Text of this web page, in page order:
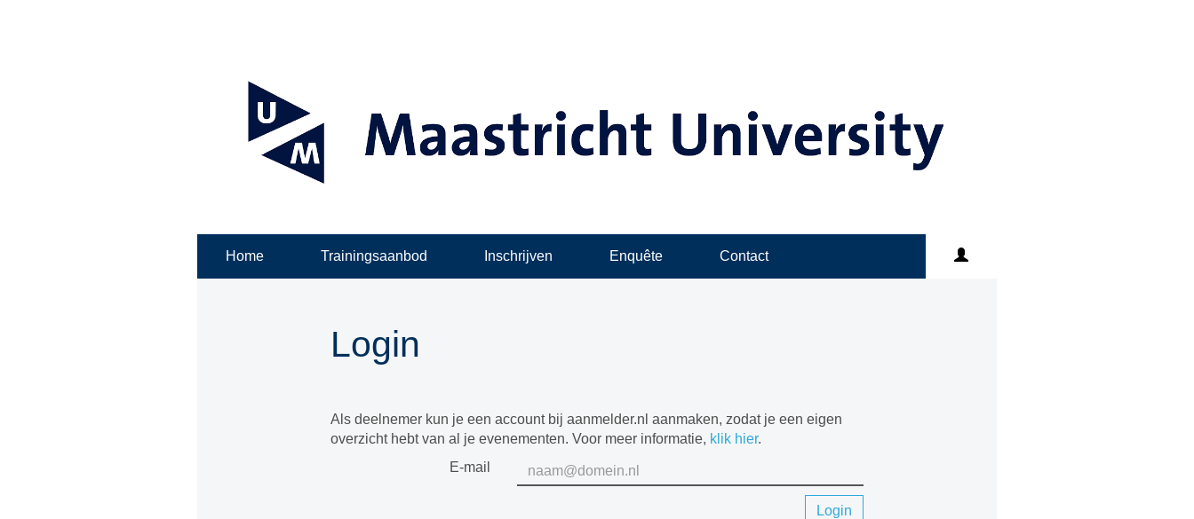
Home Trainingsaanbod Inschrijven Enquête Contact
Login
Als deelnemer kun je een account bij aanmelder.nl aanmaken, zodat je een eigen
overzicht hebt van al je evenementen. Voor meer informatie, klik hier.
E-mail
Login